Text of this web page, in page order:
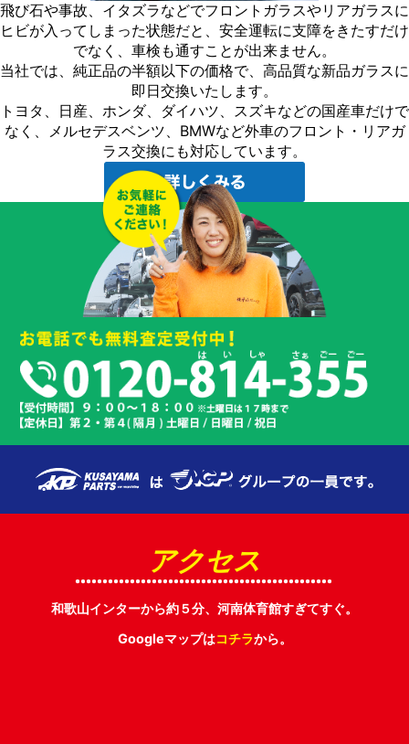
飛び石や事故、イタズラなどでフロントガラスやリアガラスに
ヒビが入ってしまった状態だと、安全運転に支障をきたすだけ
でなく、車検も通すことが出来ません。
当社では、純正品の半額以下の価格で、高品質な新品ガラスに
即日交換いたします。
トヨタ、日産、ホンダ、ダイハツ、スズキなどの国産車だけで
なく、メルセデスベンツ、BMWなど外車のフロント・リアガ
ラス交換にも対応しています。
アクセス
和歌山インターから約５分、河南体育館すぎてすぐ。
Googleマップはコチラから。